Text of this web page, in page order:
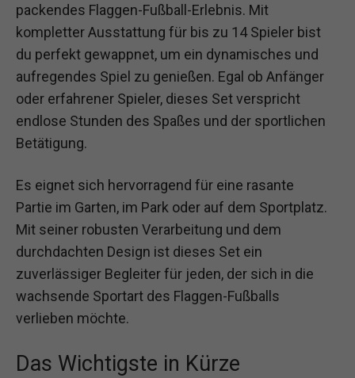
packendes Flaggen-Fußball-Erlebnis. Mit
kompletter Ausstattung für bis zu 14 Spieler bist
du perfekt gewappnet, um ein dynamisches und
aufregendes Spiel zu genießen. Egal ob Anfänger
oder erfahrener Spieler, dieses Set verspricht
endlose Stunden des Spaßes und der sportlichen
Betätigung.
Es eignet sich hervorragend für eine rasante
Partie im Garten, im Park oder auf dem Sportplatz.
Mit seiner robusten Verarbeitung und dem
durchdachten Design ist dieses Set ein
zuverlässiger Begleiter für jeden, der sich in die
wachsende Sportart des Flaggen-Fußballs
verlieben möchte.
Das Wichtigste in Kürze